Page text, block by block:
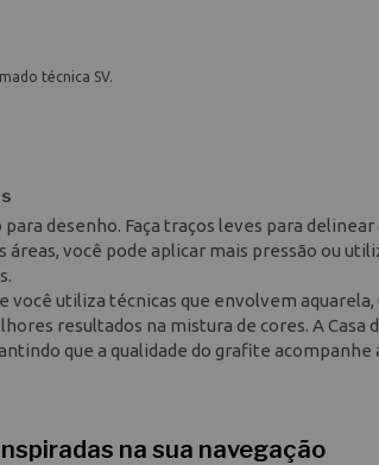
técnica SV.
desenho. Faça traços leves para delinear
você pode aplicar mais pressão ou
você utiliza técnicas que envolvem aquarela,
resultados na mistura de cores. A Casa
que a qualidade do grafite acompanhe
na sua navegação